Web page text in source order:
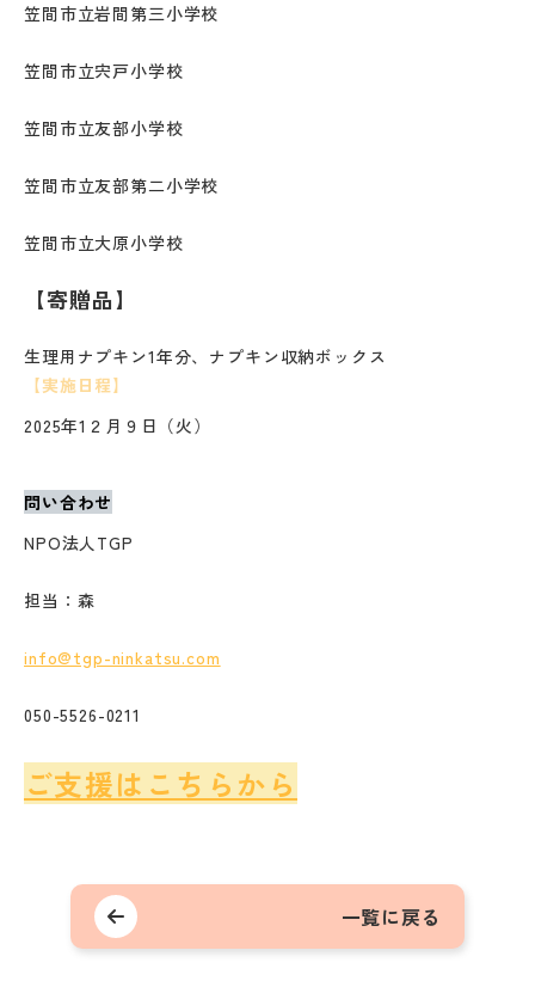
笠間市立岩間第三小学校
笠間市立宍戸小学校
笠間市立友部小学校
笠間市立友部第二小学校
笠間市立大原小学校
【寄贈品】
生理用ナプキン1年分、ナプキン収納ボックス
【実施日程】
2025年1２月９日（火）
問い合わせ
NPO法人TGP
担当：森
info@tgp-ninkatsu.com
050-5526-0211
ご支援はこちらから
一覧に戻る